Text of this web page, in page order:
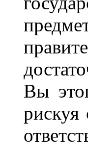
Вы
рискуя